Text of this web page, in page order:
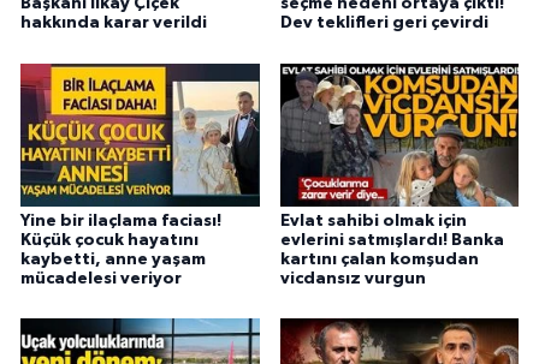
Başkanı İlkay Çiçek
hakkında karar verildi
seçme nedeni ortaya çıktı!
Dev teklifleri geri çevirdi
Yine bir ilaçlama faciası!
Küçük çocuk hayatını
kaybetti, anne yaşam
mücadelesi veriyor
Evlat sahibi olmak için
evlerini satmışlardı! Banka
kartını çalan komşudan
vicdansız vurgun